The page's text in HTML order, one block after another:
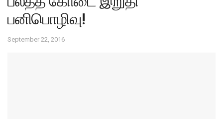
பனிபொழிவு!
September 22, 2016